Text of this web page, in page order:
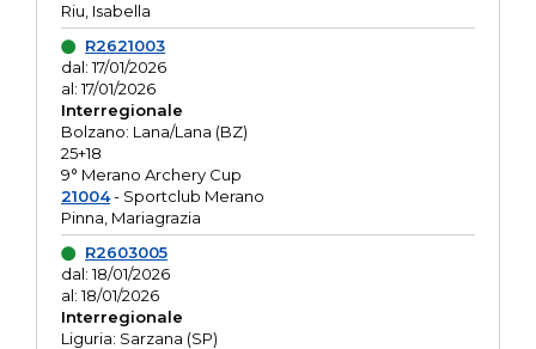
Riu, Isabella
R2621003
dal: 17/01/2026
al: 17/01/2026
Interregionale
Bolzano: Lana/Lana (BZ)
25+18
9° Merano Archery Cup
21004- Sportclub Merano
Pinna, Mariagrazia
R2603005
dal: 18/01/2026
al: 18/01/2026
Interregionale
Liguria: Sarzana (SP)